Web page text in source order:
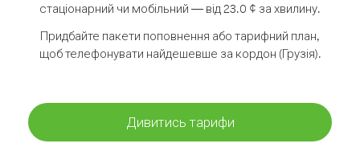
стаціонарний чи мобільний — від 23.0 ¢ за хвилину.
Придбайте пакети поповнення або тарифний план,
щоб телефонувати найдешевше за кордон (Грузія).
Дивитись тарифи